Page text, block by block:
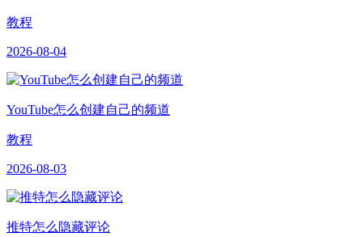
教程
2026-08-04
YouTube怎么创建自己的频道
教程
2026-08-03
推特怎么隐藏评论